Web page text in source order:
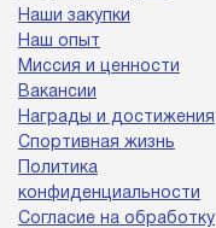
Наши закупки
Наш опыт
Миссия и ценности
Вакансии
Награды и достижения
Спортивная жизнь
Политика
конфиденциальности
Согласие на обработку